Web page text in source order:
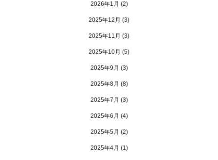
2026年1月 (2)
2025年12月 (3)
2025年11月 (3)
2025年10月 (5)
2025年9月 (3)
2025年8月 (8)
2025年7月 (3)
2025年6月 (4)
2025年5月 (2)
2025年4月 (1)